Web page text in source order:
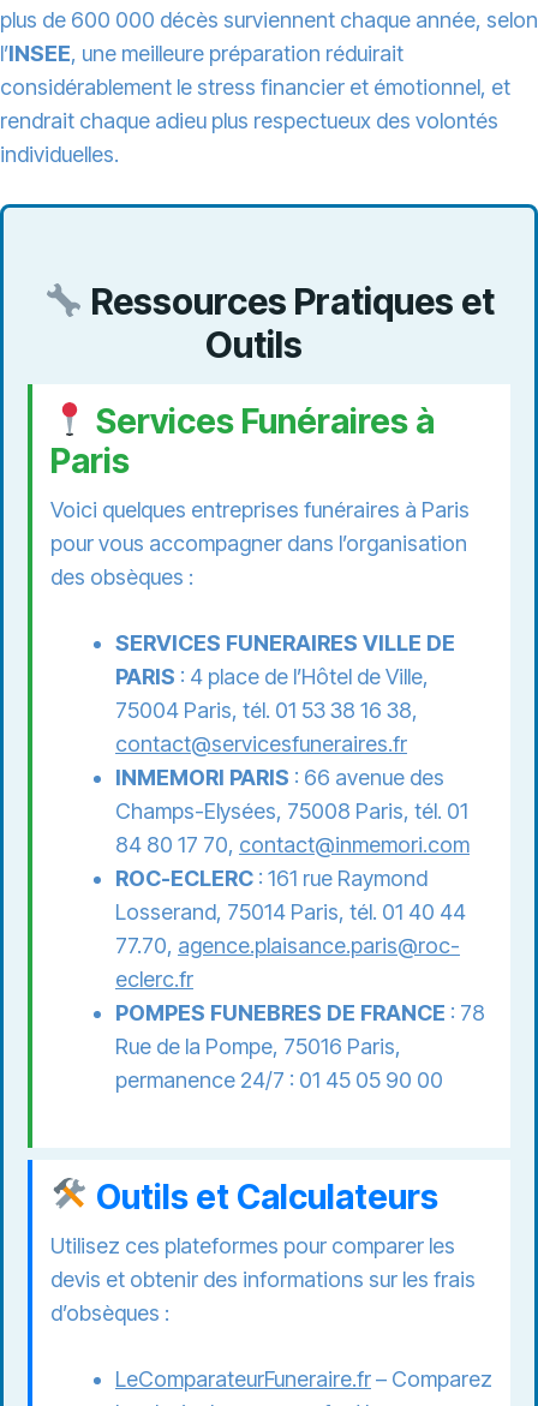
plus de 600 000 décès surviennent chaque année, selon
l’INSEE, une meilleure préparation réduirait
considérablement le stress financier et émotionnel, et
rendrait chaque adieu plus respectueux des volontés
individuelles.
Ressources Pratiques et
Outils
Services Funéraires à
Paris
Voici quelques entreprises funéraires à Paris
pour vous accompagner dans l’organisation
des obsèques :
SERVICES FUNERAIRES VILLE DE
PARIS : 4 place de l’Hôtel de Ville,
75004 Paris, tél. 01 53 38 16 38,
contact@servicesfuneraires.fr
INMEMORI PARIS : 66 avenue des
Champs-Elysées, 75008 Paris, tél. 01
84 80 17 70, contact@inmemori.com
ROC-ECLERC : 161 rue Raymond
Losserand, 75014 Paris, tél. 01 40 44
77.70, agence.plaisance.paris@roc-
eclerc.fr
POMPES FUNEBRES DE FRANCE : 78
Rue de la Pompe, 75016 Paris,
permanence 24/7 : 01 45 05 90 00
Outils et Calculateurs
Utilisez ces plateformes pour comparer les
devis et obtenir des informations sur les frais
d’obsèques :
LeComparateurFuneraire.fr– Comparez